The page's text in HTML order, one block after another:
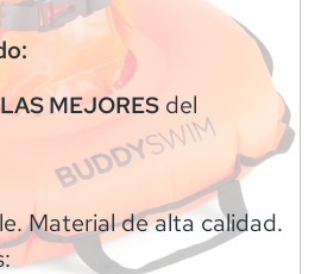
LAS MEJORES del
Material de alta calidad.